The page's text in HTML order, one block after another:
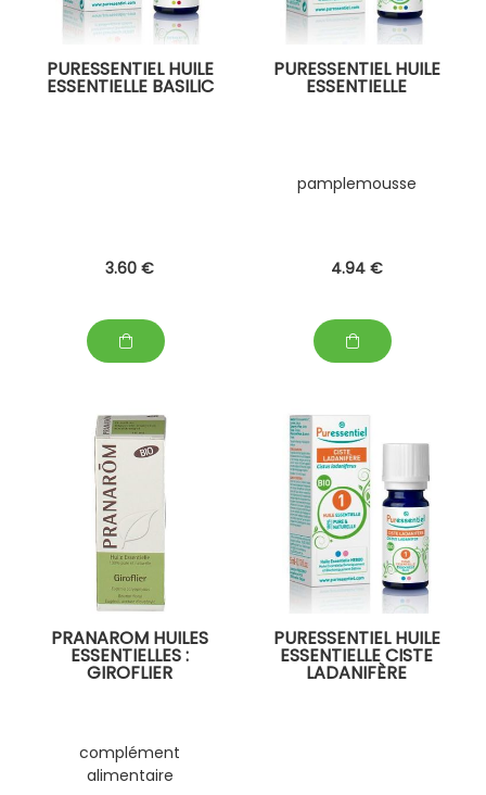
PURESSENTIEL HUILE
ESSENTIELLE BASILIC
3.60 €
PURESSENTIEL HUILE
ESSENTIELLE
pamplemousse
4.94 €
PRANAROM HUILES
ESSENTIELLES :
GIROFLIER
complément
alimentaire
PURESSENTIEL HUILE
ESSENTIELLE CISTE
LADANIFÈRE